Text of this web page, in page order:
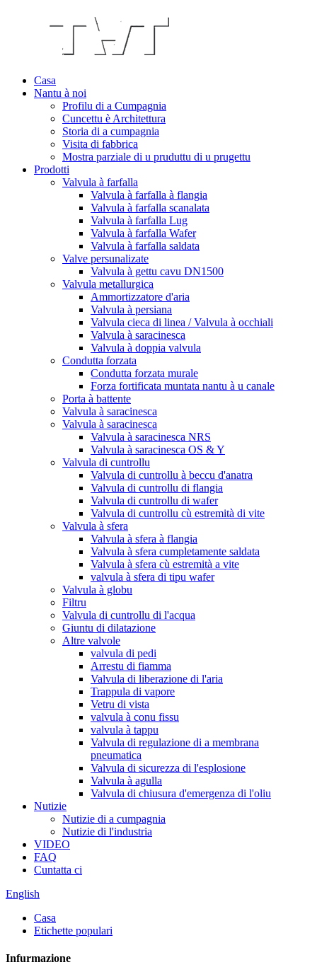
Casa
Nantu à noi
Profilu di a Cumpagnia
Cuncettu è Architettura
Storia di a cumpagnia
Visita di fabbrica
Mostra parziale di u pruduttu di u prugettu
Prodotti
Valvula à farfalla
Valvula à farfalla à flangia
Valvula à farfalla scanalata
Valvula à farfalla Lug
Valvula à farfalla Wafer
Valvula à farfalla saldata
Valve persunalizate
Valvula à gettu cavu DN1500
Valvula metallurgica
Ammortizzatore d'aria
Valvula à persiana
Valvula cieca di linea / Valvula à occhiali
Valvula à saracinesca
Valvula à doppia valvula
Condutta forzata
Condutta forzata murale
Forza fortificata muntata nantu à u canale
Porta à battente
Valvula à saracinesca
Valvula à saracinesca
Valvula à saracinesca NRS
Valvula à saracinesca OS & Y
Valvula di cuntrollu
Valvula di cuntrollu à beccu d'anatra
Valvula di cuntrollu di flangia
Valvula di cuntrollu di wafer
Valvula di cuntrollu cù estremità di vite
Valvula à sfera
Valvula à sfera à flangia
Valvula à sfera cumpletamente saldata
Valvula à sfera cù estremità a vite
valvula à sfera di tipu wafer
Valvula à globu
Filtru
Valvula di cuntrollu di l'acqua
Giuntu di dilatazione
Altre valvole
valvula di pedi
Arrestu di fiamma
Valvula di liberazione di l'aria
Trappula di vapore
Vetru di vista
valvula à conu fissu
valvula à tappu
Valvula di regulazione di a membrana
pneumatica
Valvula di sicurezza di l'esplosione
Valvula à agulla
Valvula di chiusura d'emergenza di l'oliu
Nutizie
Nutizie di a cumpagnia
Nutizie di l'industria
VIDEO
FAQ
Cuntatta ci
English
Casa
Etichette populari
Infurmazione